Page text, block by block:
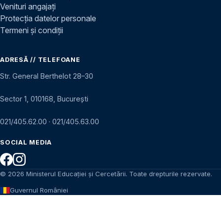
Venituri angajați
Protecția datelor personale
Termeni și condiții
ADRESĂ // TELEFOANE
Str. General Berthelot 28–30
Sector 1, 010168, București
021/405.62.00 · 021/405.63.00
SOCIAL MEDIA
© 2026 Ministerul Educației și Cercetării. Toate drepturile rezervate.
Guvernul României